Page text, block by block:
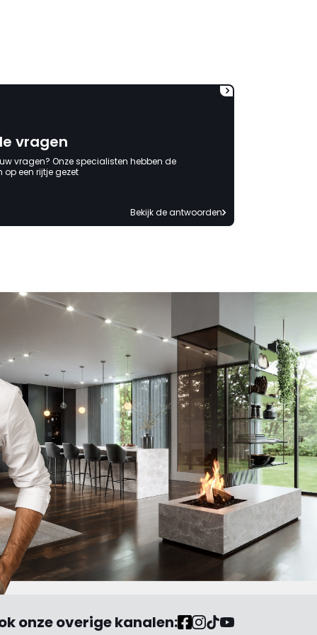
vragen
vragen? Onze specialisten hebben de
een rijtje gezet
Bekijk de antwoorden
onze overige kanalen: